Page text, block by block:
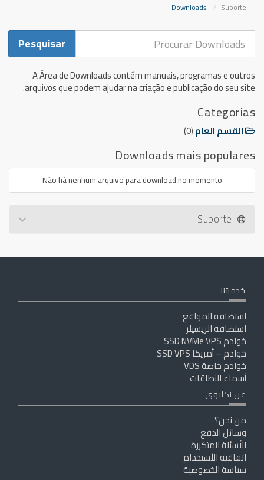
Suporte
A Área de Downloads contém manuais, programas e outros
arquivos que podem ajudar na criação e publicação do seu site.
Categorias
القسم العام(0)
Downloads mais populares
Não há nenhum arquivo para download no momento
خدماتنا
استضافة المواقع
استضافة الريسيلر
خوادم SSD NVMe VPS
خوادم – أمريكا SSD VPS
خوادم خاصة VDS
أسماء النطاقات
عن نكلاوى
من نحن؟
وسائل الدفع
الأسئلة المتكررة
اتفاقية الأستخدام
سياسة الخصوصية